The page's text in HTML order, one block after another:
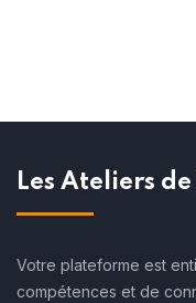
Les Ateliers
Votre plateforme est
compétences et de